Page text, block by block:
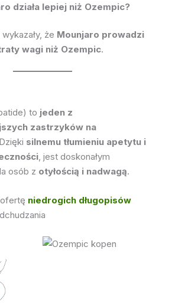
działa lepiej niż Ozempic?
że Mounjaro prowadzi
wagi niż Ozempic.
to jeden z
zastrzyków na
silnemu tłumieniu apetytu i
, jest doskonałym
osób z otyłością i nadwagą.
niedrogich długopisów